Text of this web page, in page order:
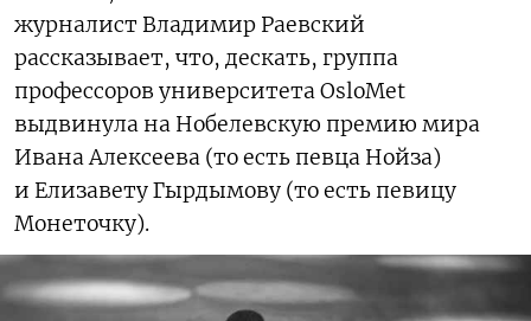
журналист Владимир Раевский
рассказывает, что, дескать, группа
профессоров университета OsloMet
выдвинула на Нобелевскую премию мира
Ивана Алексеева (то есть певца Нойза)
и Елизавету Гырдымову (то есть певицу
Монеточку).